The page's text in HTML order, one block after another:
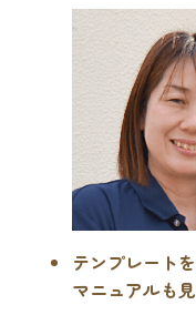
テンプレート
マニュアルも